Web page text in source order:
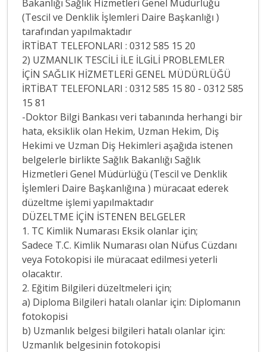
Bakanlığı Sağlık Hizmetleri Genel Müdürlüğü
(Tescil ve Denklik İşlemleri Daire Başkanlığı )
tarafından yapılmaktadır
İRTİBAT TELEFONLARI : 0312 585 15 20
2) UZMANLIK TESCİLİ İLE İLGİLİ PROBLEMLER
İÇİN SAĞLIK HİZMETLERİ GENEL MÜDÜRLÜĞÜ
İRTİBAT TELEFONLARI : 0312 585 15 80 - 0312 585
15 81
-Doktor Bilgi Bankası veri tabanında herhangi bir
hata, eksiklik olan Hekim, Uzman Hekim, Diş
Hekimi ve Uzman Diş Hekimleri aşağıda istenen
belgelerle birlikte Sağlık Bakanlığı Sağlık
Hizmetleri Genel Müdürlüğü (Tescil ve Denklik
İşlemleri Daire Başkanlığına ) müracaat ederek
düzeltme işlemi yapılmaktadır
DÜZELTME İÇİN İSTENEN BELGELER
1. TC Kimlik Numarası Eksik olanlar için;
Sadece T.C. Kimlik Numarası olan Nüfus Cüzdanı
veya Fotokopisi ile müracaat edilmesi yeterli
olacaktır.
2. Eğitim Bilgileri düzeltmeleri için;
a) Diploma Bilgileri hatalı olanlar için: Diplomanın
fotokopisi
b) Uzmanlık belgesi bilgileri hatalı olanlar için:
Uzmanlık belgesinin fotokopisi